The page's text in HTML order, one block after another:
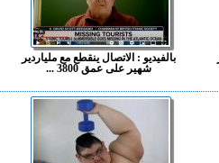
بالفيديو : الاتصال ينقطع مع ملياردير
شهير على عمق 3800 ...